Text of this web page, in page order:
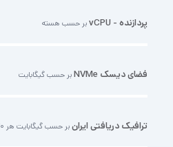
پردازنده - vCPU بر حسب هسته
فضای دیسک NVMe بر حسب گیگابایت
ترافیک دریافتی ایرانبر حسب گیگابایت هر ۳۰ روز